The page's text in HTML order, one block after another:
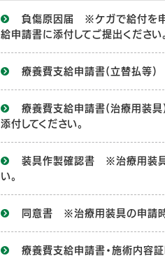
負傷原因届 ※ケガで給付を申
給申請書に添付してご提出ください。
療養費支給申請書(立替払等)
療養費支給申請書(治療用装
添付してください。
装具作製確認書 ※治療用装
い。
同意書 ※治療用装具の申請時
療養費支給申請書・施術内容